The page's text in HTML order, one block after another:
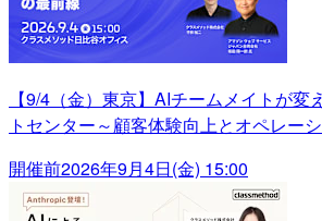
【9/4（金）東京】AIチームメイトが変
トセンター～顧客体験向上とオペレー
開催前2026年9月4日(金) 15:00